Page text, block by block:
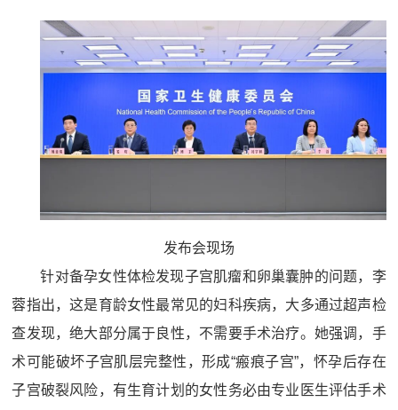
发布会现场
针对备孕女性体检发现子宫肌瘤和卵巢囊肿的问题，李
蓉指出，这是育龄女性最常见的妇科疾病，大多通过超声检
查发现，绝大部分属于良性，不需要手术治疗。她强调，手
术可能破坏子宫肌层完整性，形成“瘢痕子宫”，怀孕后存在
子宫破裂风险，有生育计划的女性务必由专业医生评估手术